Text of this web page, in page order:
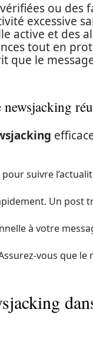
ou des
excessive
active et des
tout en
que le
suivre
Un
à votre
vous que le